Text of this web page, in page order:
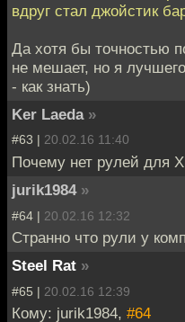
вдруг стал джойстик
Да хотя бы точностью
не мешает, но я
- как знать)
Ker Laeda »
#63 | 20.02.16 11:40
Почему нет рулей для
jurik1984 »
#64 | 20.02.16 12:32
Странно что рули у
Steel Rat »
#65 | 20.02.16 12:39
Кому: jurik1984, #64